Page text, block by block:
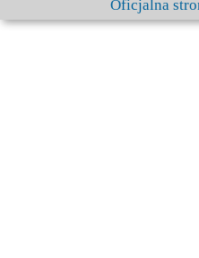
Oficjalna